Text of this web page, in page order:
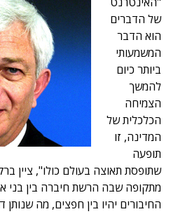
של הדברים
הוא הדבר
המשמעותי
ביותר כיום
להמשך
הצמיחה
הכלכלית של
המדינה, זו
תופעה
שתופסת תאוצה בעולם כולו", ציין
מתקופה שבה הרשת חיברה בין בני
החיבורים יהיו בין חפצים, מה שנותן